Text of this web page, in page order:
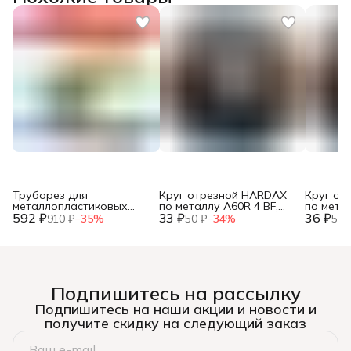
592 ₽910 ₽−35%
Труборез для
металлопластиковых
труб, до 42мм, (шт.) 33 ₽50 ₽−34%
Круг отрезной HARDAX
по металлу A60R 4 BF,
125 х 1,2 х 22 мм, (шт.) 36 ₽55
Круг
по
125 х
Подпишитесь на рассылку
Подпишитесь на наши акции и новости и
получите скидку на следующий заказ